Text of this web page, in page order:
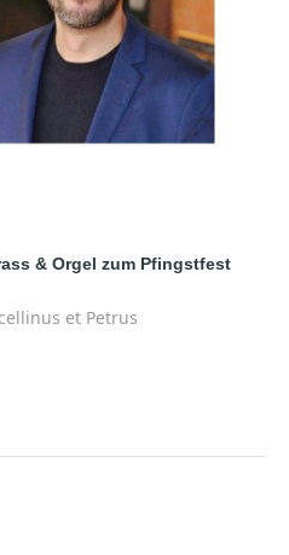
& Orgel zum Pfingstfest
et Petrus